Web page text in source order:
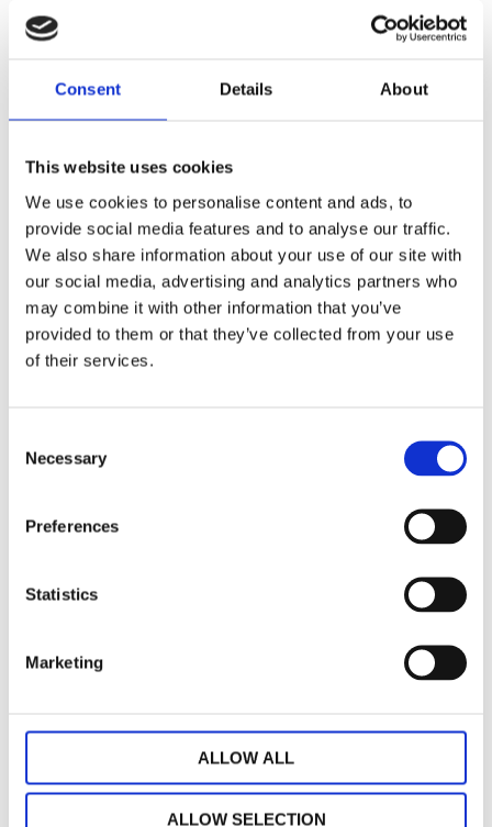
Consent Details About
This website uses cookies
We use cookies to personalise content and ads, to
provide social media features and to analyse our traffic.
We also share information about your use of our site with
our social media, advertising and analytics partners who
may combine it with other information that you’ve
provided to them or that they’ve collected from your use
of their services.
Selection
Necessary
Preferences
Statistics
Marketing
ALLOW ALL
ALLOW SELECTION
Transparant
29
Lägg till i favoriter
KÖP
NIEL, grå
med multiband.
Finns i två
storlekar och flera
färger.
KÖP
två olika storlekar, 2x135x250 cm och 2x135x280
cm.
Längderna är ofållade nedtill, sy upp eller använd
fållfixband.
Multibandslängder kan du hänga upp på följande
- Som veckbandslängd, med fingerkrokar.
- Som Wavelängd, med nålkrok eller
rynkbandskrok.